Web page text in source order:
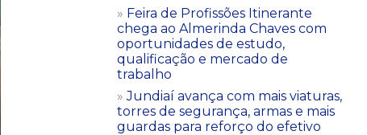
Feira de Profissões Itinerante
chega ao Almerinda Chaves com
oportunidades de estudo,
qualificação e mercado de
trabalho
Jundiaí avança com mais viaturas,
torres de segurança, armas e mais
guardas para reforço do efetivo